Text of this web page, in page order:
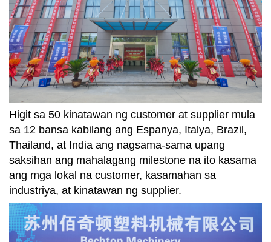
Higit sa 50 kinatawan ng customer at supplier mula
sa 12 bansa kabilang ang Espanya, Italya, Brazil,
Thailand, at India ang nagsama-sama upang
saksihan ang mahalagang milestone na ito kasama
ang mga lokal na customer, kasamahan sa
industriya, at kinatawan ng supplier.